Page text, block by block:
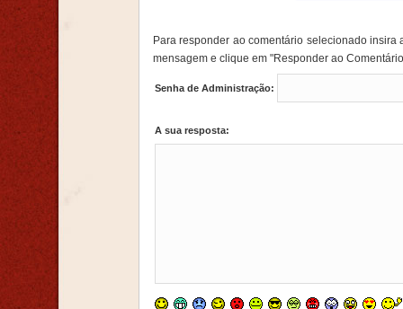
Para responder ao comentário selecionado
mensagem e clique em "Responder ao
Senha de Administração:
A sua resposta: